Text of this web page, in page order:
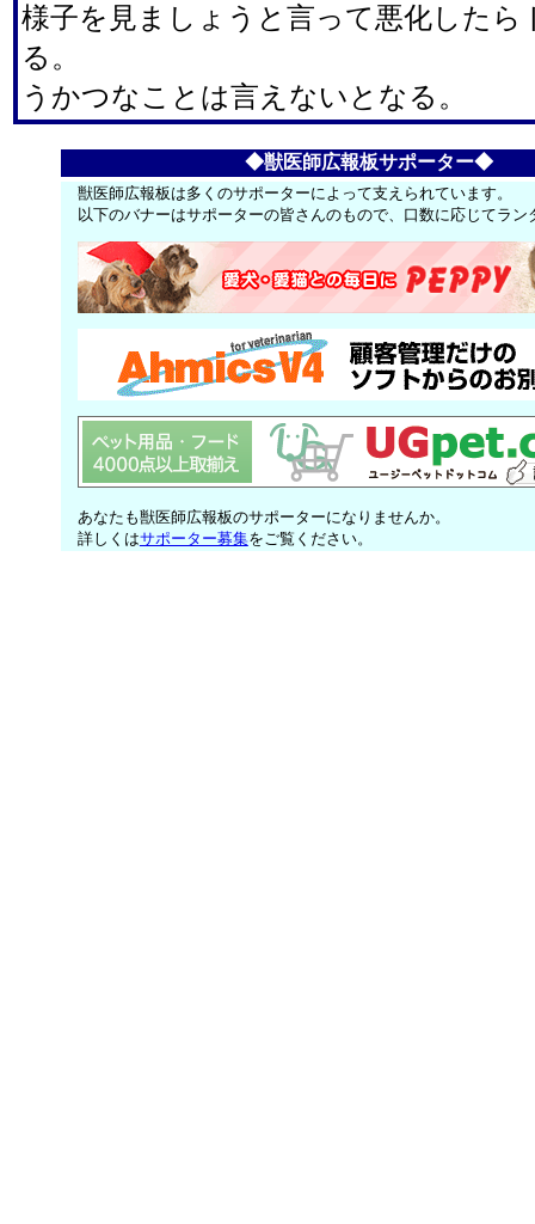
様子を見ましょうと言って悪化したら
る。
うかつなことは言えないとなる。
◆獣医師広報板サポーター◆
獣医師広報板は多くのサポーターによって支えられています。
以下のバナーはサポーターの皆さんのもので、口数に応じてラ
あなたも獣医師広報板のサポーターになりませんか。
詳しくはサポーター募集をご覧ください。